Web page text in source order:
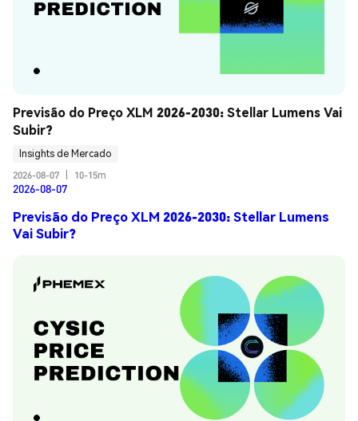
Previsão do Preço XLM 2026-2030: Stellar Lumens Vai
Subir?
Insights de Mercado
2026-08-07
10-15m
2026-08-07
Previsão do Preço XLM 2026-2030: Stellar Lumens
Vai Subir?